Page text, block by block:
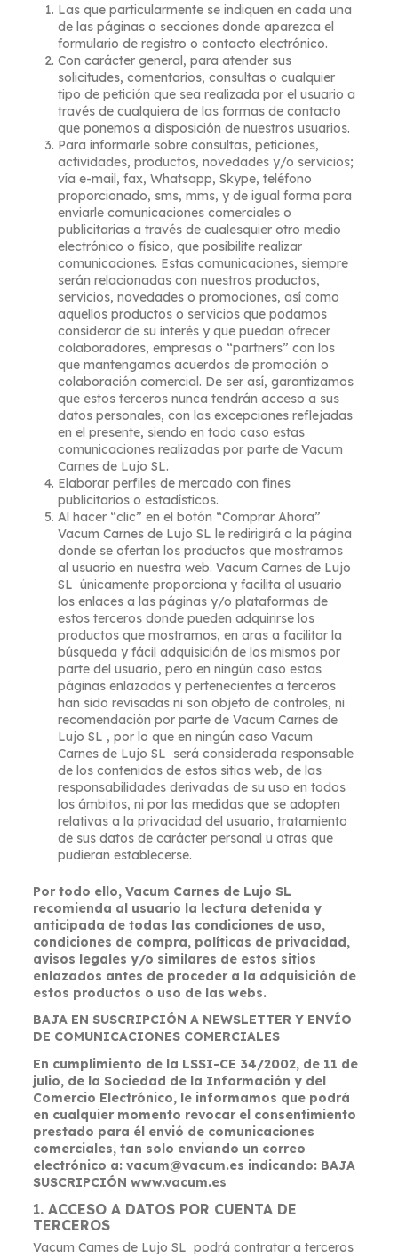
Las que particularmente se indiquen en cada una
de las páginas o secciones donde aparezca el
formulario de registro o contacto electrónico.
Con carácter general, para atender sus
solicitudes, comentarios, consultas o cualquier
tipo de petición que sea realizada por el usuario a
través de cualquiera de las formas de contacto
que ponemos a disposición de nuestros usuarios.
Para informarle sobre consultas, peticiones,
actividades, productos, novedades y/o servicios;
vía e-mail, fax, Whatsapp, Skype, teléfono
proporcionado, sms, mms, y de igual forma para
enviarle comunicaciones comerciales o
publicitarias a través de cualesquier otro medio
electrónico o físico, que posibilite realizar
comunicaciones. Estas comunicaciones, siempre
serán relacionadas con nuestros productos,
servicios, novedades o promociones, así como
aquellos productos o servicios que podamos
considerar de su interés y que puedan ofrecer
colaboradores, empresas o “partners” con los
que mantengamos acuerdos de promoción o
colaboración comercial. De ser así, garantizamos
que estos terceros nunca tendrán acceso a sus
datos personales, con las excepciones reflejadas
en el presente, siendo en todo caso estas
comunicaciones realizadas por parte de Vacum
Carnes de Lujo SL.
Elaborar perfiles de mercado con fines
publicitarios o estadísticos.
Al hacer “clic” en el botón “Comprar Ahora”
Vacum Carnes de Lujo SL le redirigirá a la página
donde se ofertan los productos que mostramos
al usuario en nuestra web. Vacum Carnes de Lujo
SL únicamente proporciona y facilita al usuario
los enlaces a las páginas y/o plataformas de
estos terceros donde pueden adquirirse los
productos que mostramos, en aras a facilitar la
búsqueda y fácil adquisición de los mismos por
parte del usuario, pero en ningún caso estas
páginas enlazadas y pertenecientes a terceros
han sido revisadas ni son objeto de controles, ni
recomendación por parte de Vacum Carnes de
Lujo SL , por lo que en ningún caso Vacum
Carnes de Lujo SL será considerada responsable
de los contenidos de estos sitios web, de las
responsabilidades derivadas de su uso en todos
los ámbitos, ni por las medidas que se adopten
relativas a la privacidad del usuario, tratamiento
de sus datos de carácter personal u otras que
pudieran establecerse.
Por todo ello, Vacum Carnes de Lujo SL
recomienda al usuario la lectura detenida y
anticipada de todas las condiciones de uso,
condiciones de compra, políticas de privacidad,
avisos legales y/o similares de estos sitios
enlazados antes de proceder a la adquisición de
estos productos o uso de las webs.
BAJA EN SUSCRIPCIÓN A NEWSLETTER Y ENVÍO
DE COMUNICACIONES COMERCIALES
En cumplimiento de la LSSI-CE 34/2002, de 11 de
julio, de la Sociedad de la Información y del
Comercio Electrónico, le informamos que podrá
en cualquier momento revocar el consentimiento
prestado para él envió de comunicaciones
comerciales, tan solo enviando un correo
electrónico a: vacum@vacum.es indicando: BAJA
SUSCRIPCIÓN www.vacum.es
1. ACCESO A DATOS POR CUENTA DE
TERCEROS
Vacum Carnes de Lujo SL podrá contratar a terceros